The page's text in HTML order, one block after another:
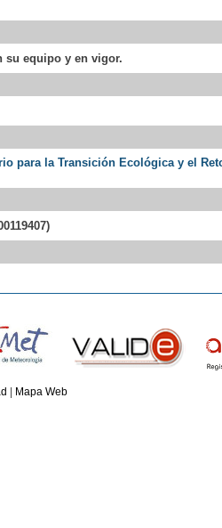
su equipo y en vigor.
para la Transición Ecológica y el
Mapa Web